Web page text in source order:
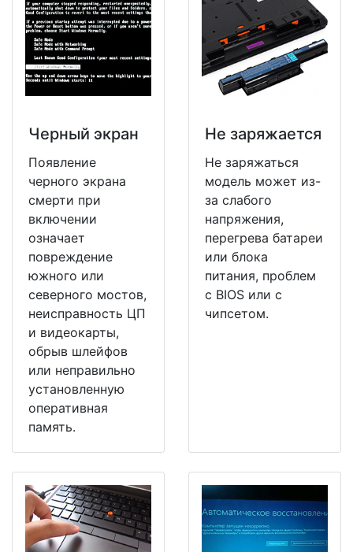
Черный экран
Появление
черного экрана
смерти при
включении
означает
повреждение
южного или
северного мостов,
неисправность ЦП
и видеокарты,
обрыв шлейфов
или неправильно
установленную
оперативная
память.
Не заряжается
Не заряжаться
модель может из-
за слабого
напряжения,
перегрева батареи
или блока
питания, проблем
с BIOS или с
чипсетом.